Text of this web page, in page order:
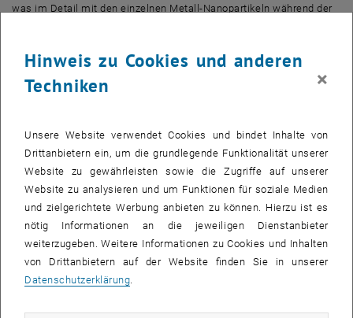
was im Detail mit den einzelnen Metall-Nanopartikeln während der
dann das Palladium selbst für die Katalyse verantwortlich, oder
Palladium-Oxid, das sich während der Reaktion bildet?“
Herangehensweisen: Das Team beobachtete die Nanopartikel in
Echtzeit während der katalytischen Reaktion mit hochauflösender
Transmissionselektronenmikroskopie. Gleichzeitig wurde mit
Massenspektrometrie überwacht, welche Produkte zu welchem
Zeitpunkt entstehen – und all das konnte dann durch
Computersimulationen ergänzt werden. Durch diese Kombination
wurde es erstmals möglich, ein genaueres mechanistisches Bild
des Prozesses zu gewinnen.
Hinweis zu Cookies und anderen
Techniken
×
Unsere Website verwendet Cookies und bindet Inhalte von
Drittanbietern ein, um die grundlegende Funktionalität unserer
Website zu gewährleisten sowie die Zugriffe auf unserer
Website zu analysieren und um Funktionen für soziale Medien
und zielgerichtete Werbung anbieten zu können. Hierzu ist es
nötig Informationen an die jeweiligen Dienstanbieter
weiterzugeben. Weitere Informationen zu Cookies und Inhalten
von Drittanbietern auf der Website finden Sie in unserer
Datenschutzerklärung